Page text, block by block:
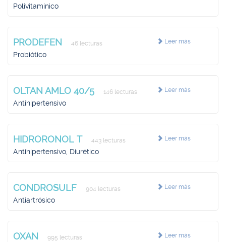
Polivitamínico
Leer más
PRODEFEN 46 lecturas
Probiótico
Leer más
OLTAN AMLO 40/5 146 lecturas
Antihipertensivo
Leer más
HIDRORONOL T 443 lecturas
Antihipertensivo, Diurético
Leer más
CONDROSULF 904 lecturas
Antiartrósico
Leer más
OXAN 995 lecturas